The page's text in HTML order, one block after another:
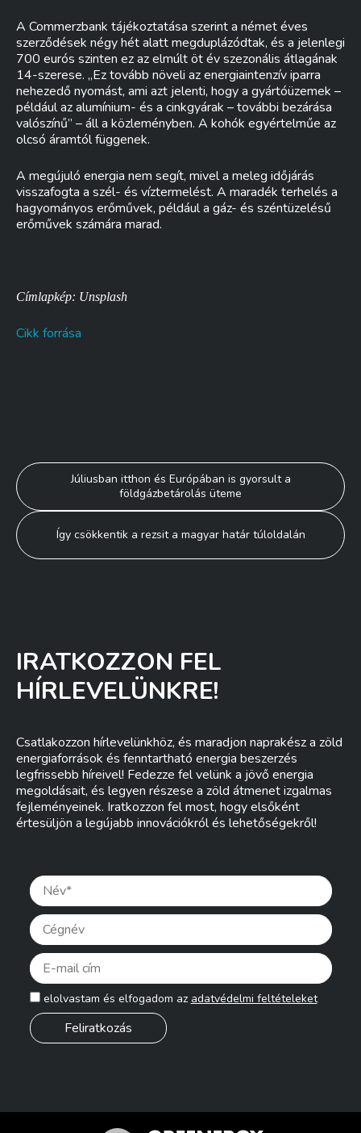
A Commerzbank tájékoztatása szerint a német éves
szerződések négy hét alatt megduplázódtak, és a jelenlegi
700 eurós szinten ez az elmúlt öt év szezonális átlagának
14-szerese. „Ez tovább növeli az energiaintenzív iparra
nehezedő nyomást, ami azt jelenti, hogy a gyártóüzemek –
például az alumínium- és a cinkgyárak – további bezárása
valószínű” – áll a közleményben. A kohók egyértelműe az
olcsó áramtól függenek.
A megújuló energia nem segít, mivel a meleg időjárás
visszafogta a szél- és víztermelést. A maradék terhelés a
hagyományos erőművek, például a gáz- és széntüzelésű
erőművek számára marad.
Címlapkép: Unsplash
Cikk forrása
Bejegyzés
navigáció
Júliusban itthon és Európában is gyorsult a
földgázbetárolás üteme
Így csökkentik a rezsit a magyar határ túloldalán
IRATKOZZON FEL
HÍRLEVELÜNKRE!
Csatlakozzon hírlevelünkhöz, és maradjon naprakész a zöld
energiaforrások és fenntartható energia beszerzés
legfrissebb híreivel! Fedezze fel velünk a jövő energia
megoldásait, és legyen részese a zöld átmenet izgalmas
fejleményeinek. Iratkozzon fel most, hogy elsőként
értesüljön a legújabb innovációkról és lehetőségekről!
elolvastam és elfogadom az adatvédelmi feltételeket